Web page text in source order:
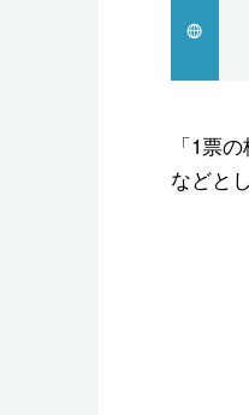
スポーツ・
「1票
などと